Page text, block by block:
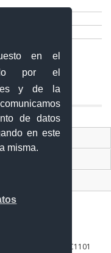
en el
por el
y de la
de datos
en este
misma.
Digital
∙ Código Postal: EC1101